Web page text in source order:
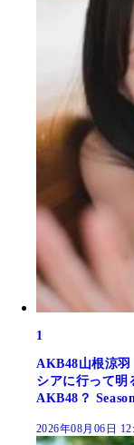
1
AKB48山根涼
シアに行って明
AKB48？
2026年08月06日